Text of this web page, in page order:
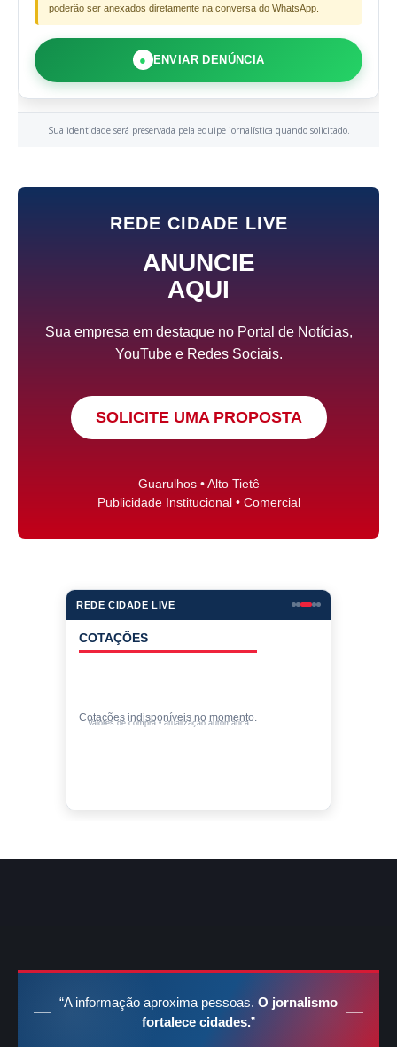
poderão ser anexados diretamente na conversa do WhatsApp.
● ENVIAR DENÚNCIA
Sua identidade será preservada pela equipe jornalística quando solicitado.
REDE CIDADE LIVE
ANUNCIE
AQUI
Sua empresa em destaque no Portal de Notícias,
YouTube e Redes Sociais.
SOLICITE UMA PROPOSTA
Guarulhos • Alto Tietê
Publicidade Institucional • Comercial
REDE CIDADE LIVE
COTAÇÕES
Cotações indisponíveis no momento.
Valores de compra • atualização automática
“A informação aproxima pessoas. O jornalismo
fortalece cidades.”